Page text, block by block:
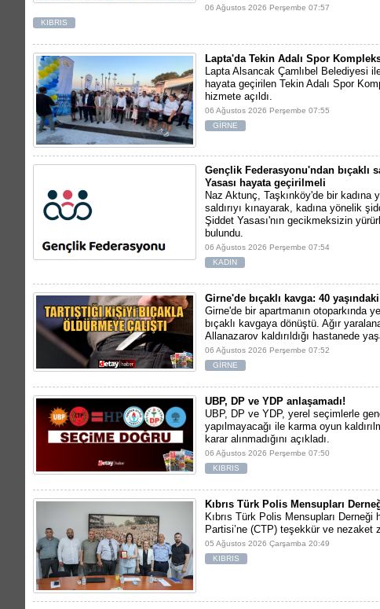
06 Ağustos 2026 Perşembe 07:57
KIBRIS
Lapta'da Tekin Adalı Spor
Lapta Alsancak Çamlıbel Belediyesi
hayata geçirilen Tekin Adalı Spor
hizmete açıldı.
06 Ağustos 2026 Perşembe 07:55
GİRNE
Gençlik Federasyonu'ndan bıçaklı
Yasası hayata geçirilmeli
Naz Aktunç, Taşkınköy'de bir kadına
saldırıyı kınayarak, kadına yönelik
Şiddet Yasası'nın gecikmeksizin
bulundu.
06 Ağustos 2026 Perşembe 07:54
KADIN
Girne'de bıçaklı kavga: 40
Girne'de bir apartmanın otoparkında
bıçaklı kavgaya dönüştü. Ağır
Allanazarov kaldırıldığı hastanede
06 Ağustos 2026 Perşembe 07:52
GİRNE
UBP, DP ve YDP anlaşamadı!
UBP, DP ve YDP, yerel seçimlerle
yapılmayacağı ile karma oyun
karar alınmadığını açıkladı.
06 Ağustos 2026 Perşembe 07:50
KIBRIS
Kıbrıs Türk Polis Mensupları
Kıbrıs Türk Polis Mensupları
Partisi’ne (CTP) teşekkür ve nezaket
05 Ağustos 2026 Çarşamba 20:49
KIBRIS